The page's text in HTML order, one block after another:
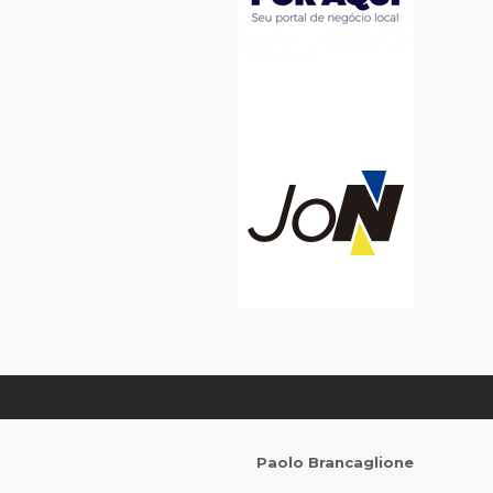
Paolo Brancaglione